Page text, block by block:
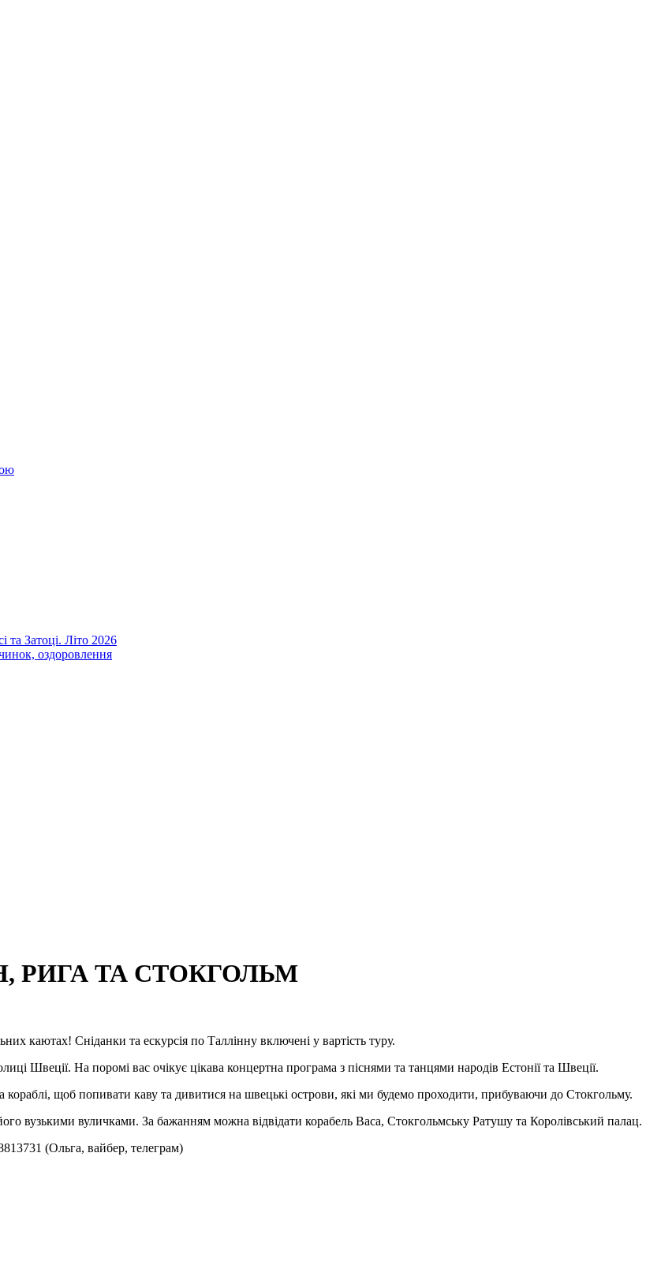
та Затоці. Літо 2026
оздоровлення
РИГА ТА СТОКГОЛЬМ
каютах! Сніданки та ескурсія по Таллінну включені у вартість туру.
Швеції. На поромі вас очікує цікава концертна програма з піснями та танцями народів Естонії та Швеції.
кораблі, щоб попивати каву та дивитися на швецькі острови, які ми будемо проходити, прибуваючи до Стокгольму.
вузькими вуличками. За бажанням можна відвідати корабель Васа, Стокгольмську Ратушу та Королівський палац.
(Ольга, вайбер, телеграм)